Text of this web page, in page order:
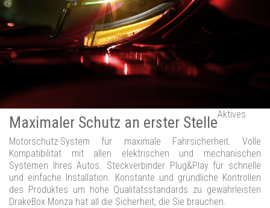
Maximaler Schutz an erster StelleAktives
Motorschutz-System für maximale Fahrsicherheit. Volle
Kompatibilität mit allen elektrischen und mechanischen
Systemen Ihres Autos. Steckverbinder Plug&Play für schnelle
und einfache Installation. Konstante und gründliche Kontrollen
des Produktes um hohe Qualitätsstandards zu gewährleisten
DrakeBox Monza hat all die Sicherheit, die Sie brauchen.